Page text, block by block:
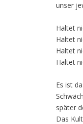
unser
Haltet
Haltet
Haltet
Haltet
Es ist
später
Das